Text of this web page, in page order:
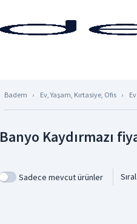
Badem Ev, Yaşam, Kırtasiye, Ofis
Banyo Kaydırmazı
Sadece mevcut ürünler